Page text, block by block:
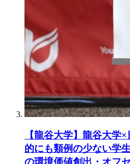
【龍谷大学】龍谷大学
的にも類例の少ない学
の環境価値創出・オフ